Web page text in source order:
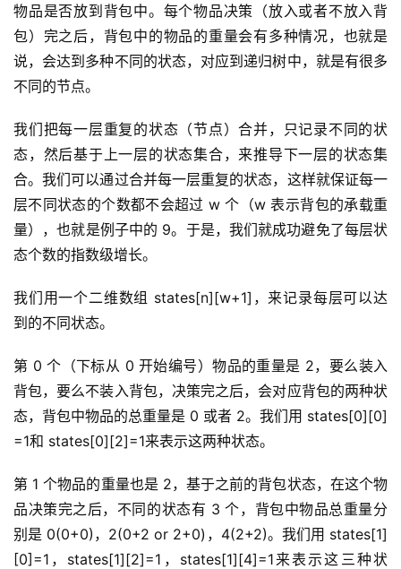
物品是否放到背包中。每个物品决策（放入或者不放入背
包）完之后，背包中的物品的重量会有多种情况，也就是
说，会达到多种不同的状态，对应到递归树中，就是有很多
不同的节点。
我们把每一层重复的状态（节点）合并，只记录不同的状
态，然后基于上一层的状态集合，来推导下一层的状态集
合。我们可以通过合并每一层重复的状态，这样就保证每一
层不同状态的个数都不会超过 w 个（w 表示背包的承载重
量），也就是例子中的 9。于是，我们就成功避免了每层状
态个数的指数级增长。
我们用一个二维数组 states[n][w+1]，来记录每层可以达
到的不同状态。
第 0 个（下标从 0 开始编号）物品的重量是 2，要么装入
背包，要么不装入背包，决策完之后，会对应背包的两种状
态，背包中物品的总重量是 0 或者 2。我们用 states[0][0]
=1和 states[0][2]=1来表示这两种状态。
第 1 个物品的重量也是 2，基于之前的背包状态，在这个物
品决策完之后，不同的状态有 3 个，背包中物品总重量分
别是 0(0+0)，2(0+2 or 2+0)，4(2+2)。我们用 states[1]
[0]=1，states[1][2]=1，states[1][4]=1来表示这三种状